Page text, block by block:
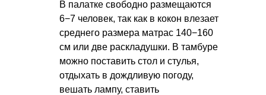
В палатке свободно размещаются
6−7 человек, так как в кокон влезает
среднего размера матрас 140−160
см или две раскладушки. В тамбуре
можно поставить стол и стулья,
отдыхать в дождливую погоду,
вешать лампу, ставить